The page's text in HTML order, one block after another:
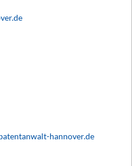
hannover.de